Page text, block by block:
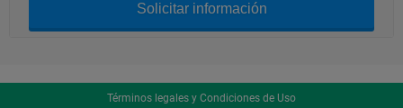
Solicitar información
Términos legales y Condiciones de Uso